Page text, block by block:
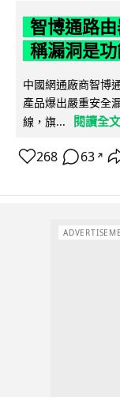
智博通路
稱漏洞是
中國網通廠商智博
產品爆出嚴重安全
線，旗...
閱讀全文
268 63 ↗